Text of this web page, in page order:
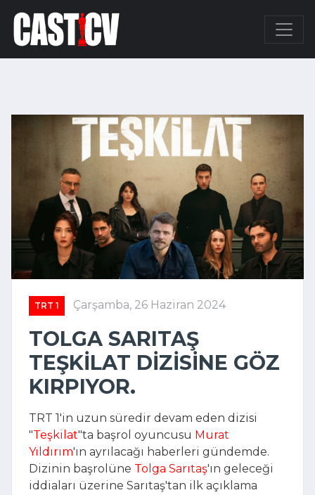
TRT 1 Çarşamba, 26 Haziran 2024
TOLGA SARITAŞ
TEŞKILAT DIZISINE GÖZ
KIRPIYOR.
TRT 1'in uzun süredir devam eden dizisi
"Teşkilat"ta başrol oyuncusu Murat
Yıldırım'ın ayrılacağı haberleri gündemde.
Dizinin başrolüne Tolga Sarıtaş'ın geleceği
iddiaları üzerine Sarıtaş'tan ilk açıklama